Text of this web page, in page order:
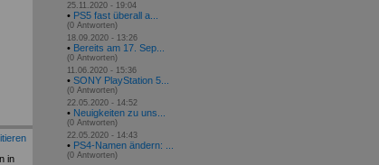
in
25.11.2020 - 19:04
• PS5 fast überall a...
(0 Antworten)
18.09.2020 - 13:26
• Bereits am 17. Sep...
(0 Antworten)
11.06.2020 - 15:36
• SONY PlayStation 5...
(0 Antworten)
22.05.2020 - 14:52
• Neuigkeiten zu uns...
(0 Antworten)
22.05.2020 - 14:43
• PS4-Namen ändern: ...
(0 Antworten)